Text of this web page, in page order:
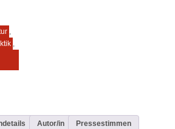
,
,
Autor/in Pressestimmen